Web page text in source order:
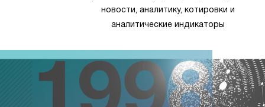
новости, аналитику, котировки и
аналитические индикаторы